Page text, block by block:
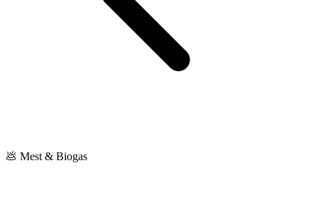
💩 Mest & Biogas